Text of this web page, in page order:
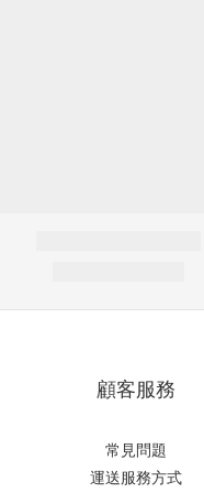
顧客服務
常見問題
運送服務方式